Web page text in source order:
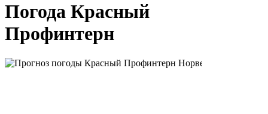
Погода Красный
Профинтерн